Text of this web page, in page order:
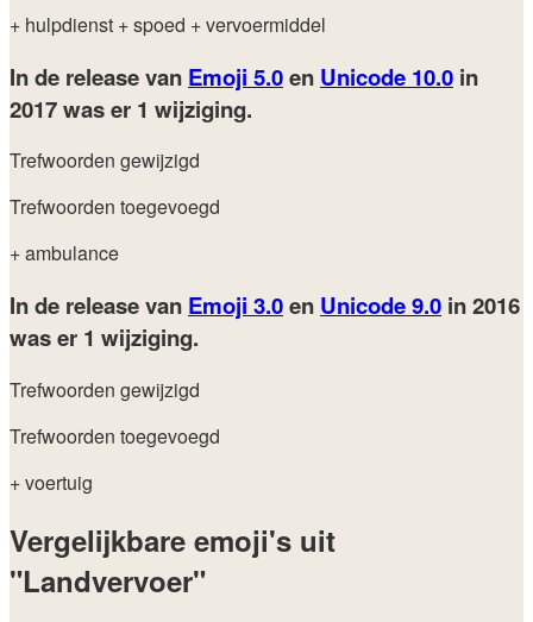
+ hulpdienst + spoed + vervoermiddel
In de release van Emoji 5.0en Unicode 10.0 in
2017was er 1 wijziging.
Trefwoorden gewijzigd
Trefwoorden toegevoegd
+ ambulance
In de release van Emoji 3.0en Unicode 9.0 in 2016
was er 1 wijziging.
Trefwoorden gewijzigd
Trefwoorden toegevoegd
+ voertuig
Vergelijkbare emoji's uit
"Landvervoer"